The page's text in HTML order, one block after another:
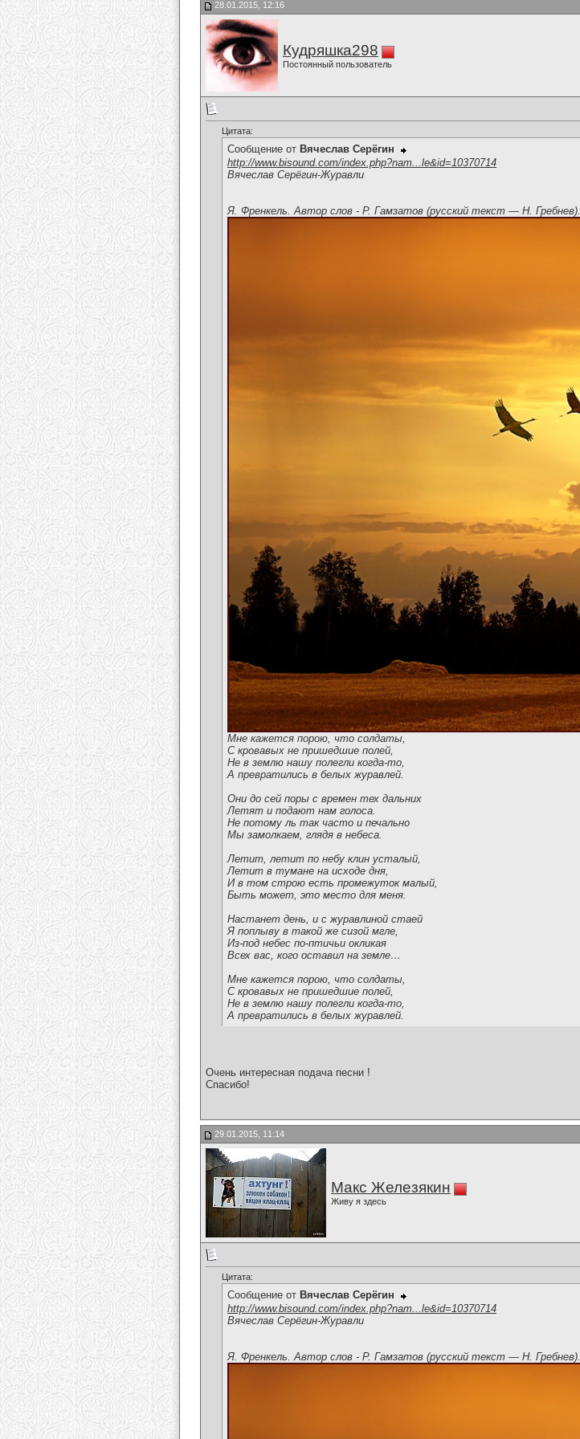
28.01.2015, 12:16
Кудряшка298
Постоянный пользователь
Цитата:
Сообщение от Вячеслав Серёгин
http://www.bisound.com/index.php?nam...le&id=10370714
Вячеслав Серёгин-Журавли
Я. Френкель. Автор слов - Р. Гамзатов (русский текст — Н. Гребнев).
Мне кажется порою, что солдаты,
С кровавых не пришедшие полей,
Не в землю нашу полегли когда-то,
А превратились в белых журавлей.
Они до сей поры с времен тех дальних
Летят и подают нам голоса.
Не потому ль так часто и печально
Мы замолкаем, глядя в небеса.
Летит, летит по небу клин усталый,
Летит в тумане на исходе дня,
И в том строю есть промежуток малый,
Быть может, это место для меня.
Настанет день, и с журавлиной стаей
Я поплыву в такой же сизой мгле,
Из-под небес по-птичьи окликая
Всех вас, кого оставил на земле…
Мне кажется порою, что солдаты,
С кровавых не пришедшие полей,
Не в землю нашу полегли когда-то,
А превратились в белых журавлей.
Очень интересная подача песни !
Спасибо!
29.01.2015, 11:14
Макс Железякин
Живу я здесь
Цитата:
Сообщение от Вячеслав Серёгин
http://www.bisound.com/index.php?nam...le&id=10370714
Вячеслав Серёгин-Журавли
Я. Френкель. Автор слов - Р. Гамзатов (русский текст — Н. Гребнев).